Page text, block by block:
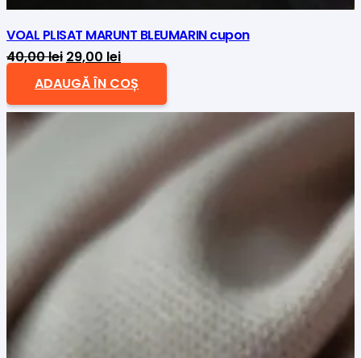
VOAL PLISAT MARUNT BLEUMARIN cupon
40,00lei Prețul
inițial
a
29,00 leiPrețul
curent
este:
29,00 lei.
ADAUGĂ ÎN COȘ